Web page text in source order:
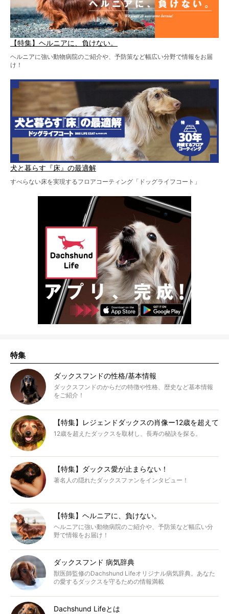
【特集】ヘルニアに、負けない。
ヘルニアに強い動物病院のご紹介や、予防策など幅広い分野で情報をお届
け！
犬と暮らす『床』の最適解
すべらない床を実現するフロアコーティング「ドッグライフコート」
特集
ダックスフンドの性格/基本情報
ダックスフンドのからだの特徴や性格、歴史など基本情報
をご紹介！
【特集】レジェンドダックスの肖像ー12歳を超えて
12歳を超えたダックスを取材し、長寿の秘訣を探る。
【特集】ダックス愛が止まらない！
著名人の隠れたダックスファンをインタビュー！
【特集】ヘルニアに、負けない。
ヘルニアに強い動物病院のご紹介や、予防策など幅広い分
野で情報をお届け！
ダックスフンド 病気辞典
獣医師監修のDachshund Lifeオリジナル病気辞典。あなた
の愛するダックスを守るための情報満載
Dachshund Lifeとは